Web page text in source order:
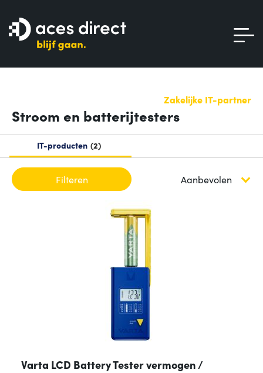
Zakelijke IT-partner
Stroom en batterijtesters
IT-producten 2
Filteren
Varta LCD Battery Tester vermogen /